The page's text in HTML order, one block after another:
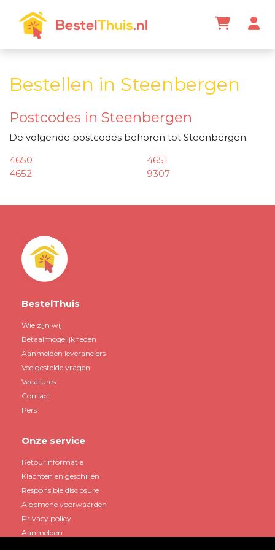
Bestellen in Steenbergen
Postcodes in Steenbergen
De volgende postcodes behoren tot Steenbergen.
4650
4651
4652
9307
BestelThuis
Wie zijn wij
Betaalmogelijkheden
Aanmelden leveranciers
Veelgestelde vragen
Vacatures
Contact
Pers
Onze service
Retourinformatie
Klachten en geschillen
Responsible disclosure
Algemene voorwaarden
Privacy policy
Aanmelden